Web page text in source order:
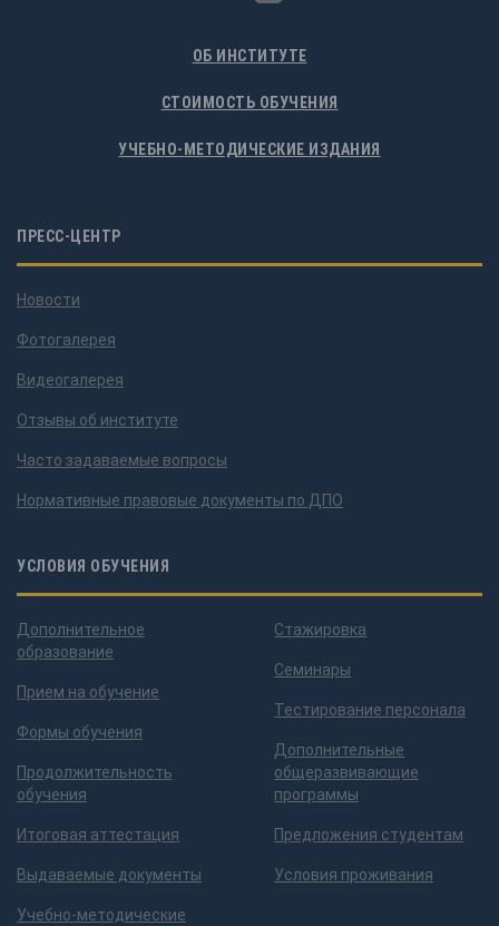
ОБ ИНСТИТУТЕ
СТОИМОСТЬ ОБУЧЕНИЯ
УЧЕБНО-МЕТОДИЧЕСКИЕ ИЗДАНИЯ
ПРЕСС-ЦЕНТР
Новости
Фотогалерея
Видеогалерея
Отзывы об институте
Часто задаваемые вопросы
Нормативные правовые документы по ДПО
УСЛОВИЯ ОБУЧЕНИЯ
Дополнительное
образование
Прием на обучение
Формы обучения
Продолжительность
обучения
Итоговая аттестация
Выдаваемые документы
Учебно-методические
Стажировка
Семинары
Тестирование персонала
Дополнительные
общеразвивающие
программы
Предложения студентам
Условия проживания